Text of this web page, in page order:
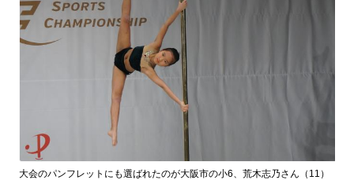
大会のパンフレットにも選ばれたのが大阪市の小6、荒木志乃さん（11）